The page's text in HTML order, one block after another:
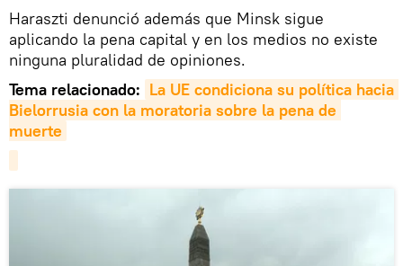
Haraszti denunció además que Minsk sigue
aplicando la pena capital y en los medios no existe
ninguna pluralidad de opiniones.
Tema relacionado: La UE condiciona su política hacia
Bielorrusia con la moratoria sobre la pena de
muerte